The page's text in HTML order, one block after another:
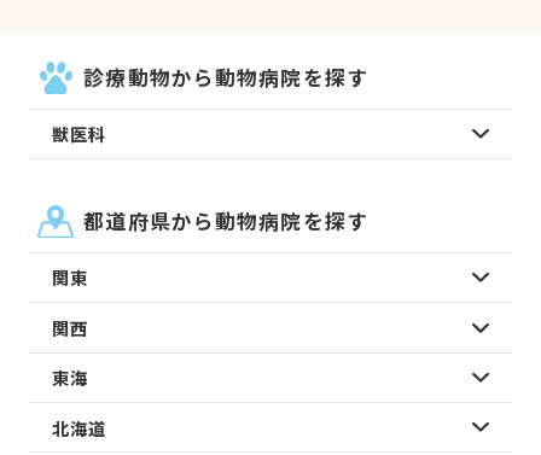
診療動物から動物病院を探す
獣医科
都道府県から動物病院を探す
関東
関西
東海
北海道